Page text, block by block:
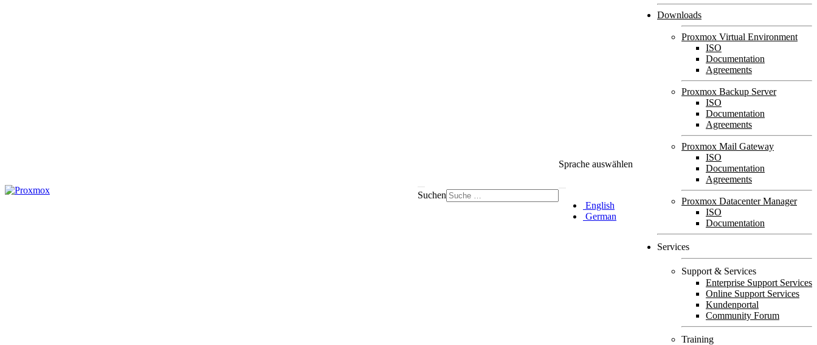
Suchen
Sprache auswählen
English
German
Downloads
Proxmox Virtual Environment
ISO
Documentation
Agreements
Proxmox Backup Server
ISO
Documentation
Agreements
Proxmox Mail Gateway
ISO
Documentation
Agreements
Proxmox Datacenter Manager
ISO
Documentation
Services
Support & Services
Enterprise Support Services
Online Support Services
Kundenportal
Community Forum
Training